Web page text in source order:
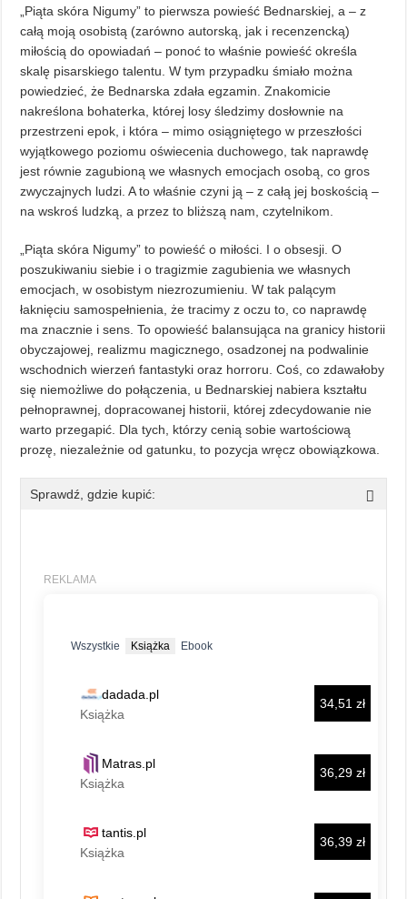
„Piąta skóra Nigumy” to pierwsza powieść Bednarskiej, a – z
całą moją osobistą (zarówno autorską, jak i recenzencką)
miłością do opowiadań – ponoć to właśnie powieść określa
skalę pisarskiego talentu. W tym przypadku śmiało można
powiedzieć, że Bednarska zdała egzamin. Znakomicie
nakreślona bohaterka, której losy śledzimy dosłownie na
przestrzeni epok, i która – mimo osiągniętego w przeszłości
wyjątkowego poziomu oświecenia duchowego, tak naprawdę
jest równie zagubioną we własnych emocjach osobą, co gros
zwyczajnych ludzi. A to właśnie czyni ją – z całą jej boskością –
na wskroś ludzką, a przez to bliższą nam, czytelnikom.
„Piąta skóra Nigumy” to powieść o miłości. I o obsesji. O
poszukiwaniu siebie i o tragizmie zagubienia we własnych
emocjach, w osobistym niezrozumieniu. W tak palącym
łaknięciu samospełnienia, że tracimy z oczu to, co naprawdę
ma znacznie i sens. To opowieść balansująca na granicy historii
obyczajowej, realizmu magicznego, osadzonej na podwalinie
wschodnich wierzeń fantastyki oraz horroru. Coś, co zdawałoby
się niemożliwe do połączenia, u Bednarskiej nabiera kształtu
pełnoprawnej, dopracowanej historii, której zdecydowanie nie
warto przegapić. Dla tych, którzy cenią sobie wartościową
prozę, niezależnie od gatunku, to pozycja wręcz obowiązkowa.
Sprawdź, gdzie kupić: